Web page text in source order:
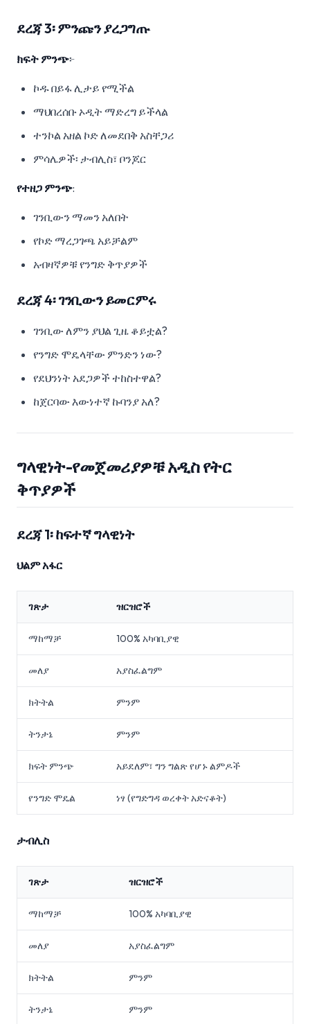
ደረጃ 3፡ ምንጩን ያረጋግጡ
ክፍት ምንጭ፦
ኮዱ በይፋ ሊታይ የሚችል
ማህበረሰቡ ኦዲት ማድረግ ይችላል
ተንኮል አዘል ኮድ ለመደበቅ አስቸጋሪ
ምሳሌዎች፡ ታብሊስ፣ ቦንጆር
የተዘጋ ምንጭ:
ገንቢውን ማመን አለበት
የኮድ ማረጋገጫ አይቻልም
አብዛኛዎቹ የንግድ ቅጥያዎች
ደረጃ 4፡ ገንቢውን ይመርምሩ
ገንቢው ለምን ያህል ጊዜ ቆይቷል?
የንግድ ሞዴላቸው ምንድን ነው?
የደህንነት አደጋዎች ተከስተዋል?
ከጀርባው እውነተኛ ኩባንያ አለ?
ግላዊነት-የመጀመሪያዎቹ አዲስ የትር
ቅጥያዎች
ደረጃ 1፡ ከፍተኛ ግላዊነት
ህልም አፋር
ገጽታ ዝርዝሮች
ማከማቻ 100% አካባቢያዊ
መለያ አያስፈልግም
ክትትል ምንም
ትንታኔ ምንም
ክፍት ምንጭ አይደለም፣ ግን ግልጽ የሆኑ ልምዶች
የንግድ ሞዴል ነፃ (የግድግዳ ወረቀት አድናቆት)
ታብሊስ
ገጽታ ዝርዝሮች
ማከማቻ 100% አካባቢያዊ
መለያ አያስፈልግም
ክትትል ምንም
ትንታኔ ምንም